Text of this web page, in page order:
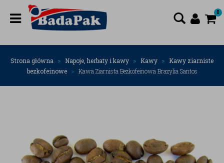
0
Strona główna Napoje, herbaty i kawy Kawy
Kawy ziarniste
bezkofeinowe
Kawa Ziarnista Bezkofeinowa Brazylia Santos